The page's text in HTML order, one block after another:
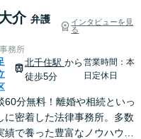
介 弁護
インタビューを見
る
務所
北千住駅 から
徒歩5分
営業時間：本
日定休日
60分無料！離婚や相続といっ
に密着した法律事務所。多数
績で養った豊富なノウハウを